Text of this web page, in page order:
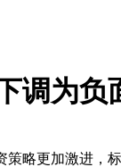
调为负
略更加激进，